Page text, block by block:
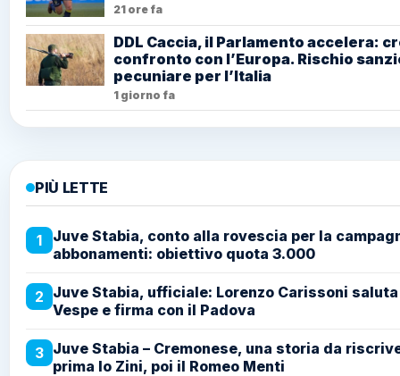
21 ore fa
DDL Caccia, il Parlamento accelera:
confronto con l’Europa. Rischio
pecuniare per l’Italia
1 giorno fa
PIÙ LETTE
1
Juve Stabia, conto alla rovescia per la
abbonamenti: obiettivo quota 3.000
2 Juve Stabia, ufficiale: Lorenzo Carissoni
Vespe e firma con il Padova
3 Juve Stabia – Cremonese, una storia da
prima lo Zini, poi il Romeo Menti